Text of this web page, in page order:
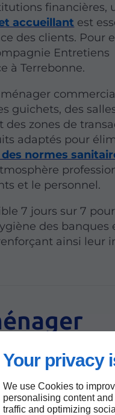
Your privacy
We use Cookies to
personalising content
traffic and optimizing
financières,
accueillant est
des clients. Pour
Entretiens
à Terrebonne.
guichets, des
zones de
adaptés pour
normes
et le personnel.
7 jours sur 7 pour
des banques
ainsi leur
à